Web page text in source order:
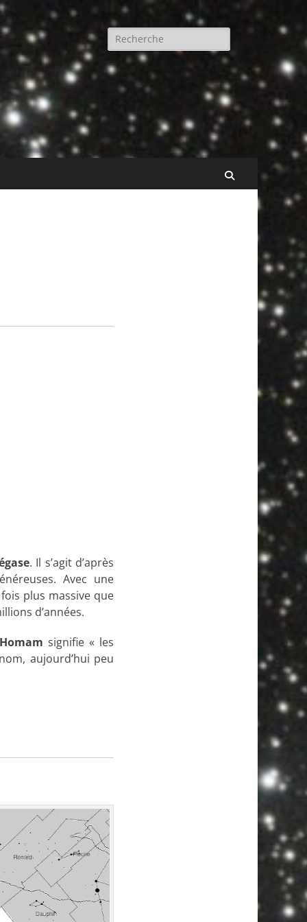
Rechercher :
Recherche
. Il s’agit d’après
Avec une
plus massive que
d’années.
signifie « les
aujourd’hui peu